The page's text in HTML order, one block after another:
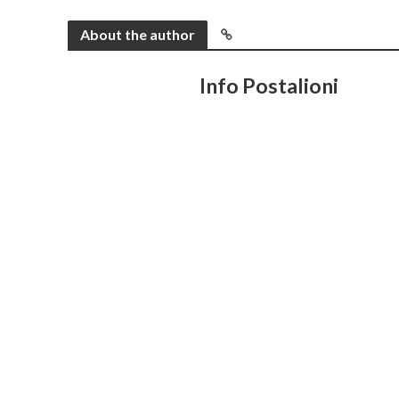
About the author
Info Postalioni